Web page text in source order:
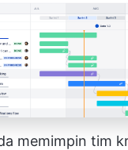
memimpin tim